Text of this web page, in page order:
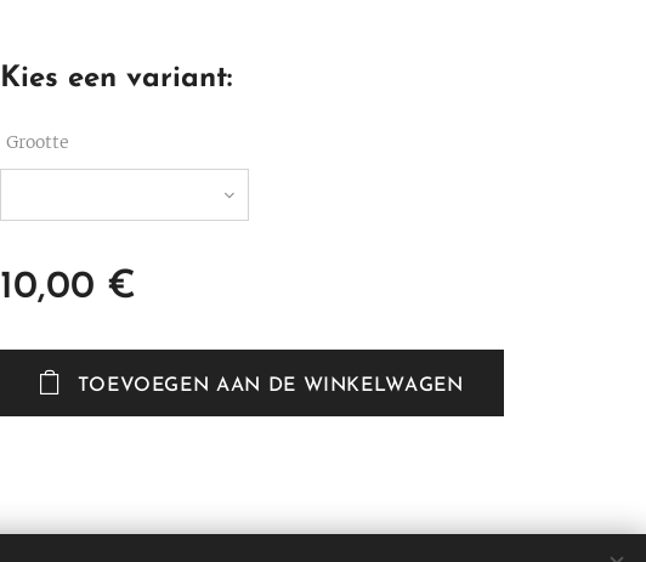
Kies een variant:
Grootte
10,00 €
TOEVOEGEN AAN DE WINKELWAGEN